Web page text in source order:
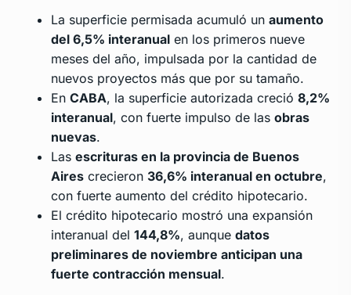
La superficie permisada acumuló un aumento
del 6,5% interanual en los primeros nueve
meses del año, impulsada por la cantidad de
nuevos proyectos más que por su tamaño.
En CABA, la superficie autorizada creció 8,2%
interanual, con fuerte impulso de las obras
nuevas.
Las escrituras en la provincia de Buenos
Aires crecieron 36,6% interanual en octubre,
con fuerte aumento del crédito hipotecario.
El crédito hipotecario mostró una expansión
interanual del 144,8%, aunque datos
preliminares de noviembre anticipan una
fuerte contracción mensual.